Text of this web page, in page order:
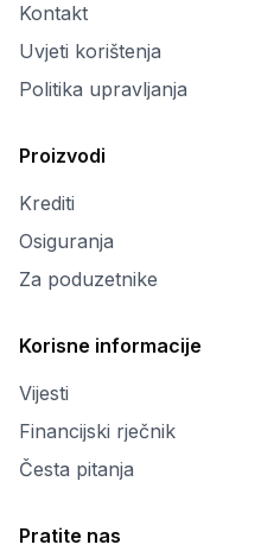
Kontakt
Uvjeti korištenja
Politika upravljanja
Proizvodi
Krediti
Osiguranja
Za poduzetnike
Korisne informacije
Vijesti
Financijski rječnik
Česta pitanja
Pratite nas